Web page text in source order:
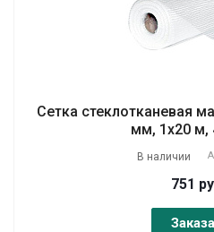
Сетка стеклотканевая
мм, 1х20 м,
В наличии
751